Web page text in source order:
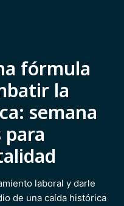
fórmula
la
semana
para
laboral y darle
de una caída histórica